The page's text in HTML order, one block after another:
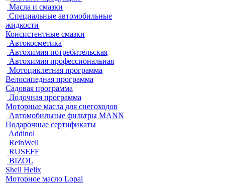
Масла и смазки
Специальные автомобильные
жидкости
Консистентные смазки
Автокосметика
Автохимия потребительская
Автохимия профессиональная
Мотоциклетная программа
Велосипедная программа
Садовая программа
Лодочная программа
Моторные масла для снегоходов
Автомобильные фильтры MANN
Подарочные сертификаты
Addinol
ReinWell
RUSEFF
BIZOL
Shell Helix
Моторное масло Lopal